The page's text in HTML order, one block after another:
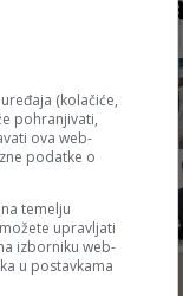
će
u
ponovi
(kolačiće,
pohranjivati,
ova web-
podatke o
temelju
upravljati
izborniku web-
u postavkama